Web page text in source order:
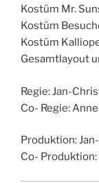
Kostüm Mr.
Kostüm
Kostüm
Gesamtlayout
Regie: Jan-
Co- Regie:
Produktion:
Co- Produktion: